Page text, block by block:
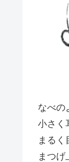
なべの
小さく
まるく
まつげ